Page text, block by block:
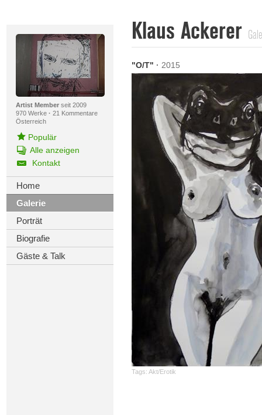
Artist Memberseit 2009
970 Werke · 21 Kommentare
Österreich
Populär
Alle anzeigen
Kontakt
Home
Galerie
Porträt
Biografie
Gäste & Talk
Klaus Ackerer
"O/T" · 2015
Tags: Akt/Erotik